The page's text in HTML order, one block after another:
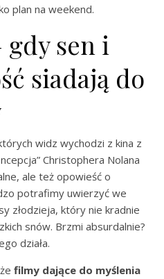
plan na weekend.
gdy sen i
siadają do
widz wychodzi z kina z
Christophera Nolana
ale też opowieść o
potrafimy uwierzyć we
złodzieja, który nie kradnie
snów. Brzmi absurdalnie?
działa.
filmy dające do myślenia